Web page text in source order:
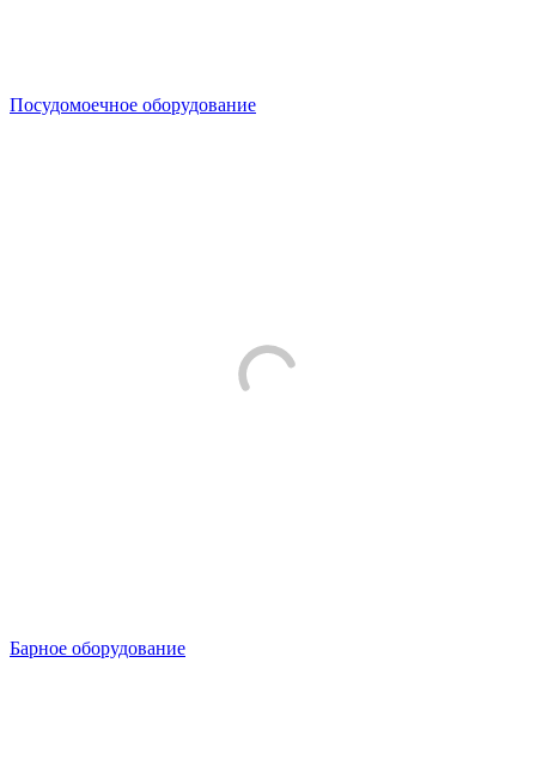
Посудомоечное оборудование
Барное оборудование